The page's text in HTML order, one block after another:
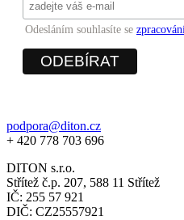
Odesláním souhlasíte se
podpora@diton.cz
+ 420 778 703 696
DITON s.r.o.
Střítež č.p. 207, 588 11 Střítež
IČ: 255 57 921
DIČ: CZ25557921